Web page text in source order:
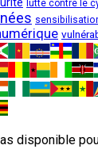
lutte contre le
disponible